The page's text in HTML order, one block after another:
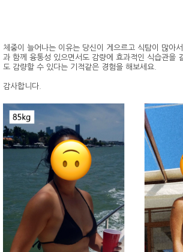
체중이 늘어나는 이유는 당신이 게으르고 식탐이 많아
과 함께 융통성 있으면서도 감량에 효과적인 식습관을
도 감량할 수 있다는 기적같은 경험을 해보세요.
감사합니다.